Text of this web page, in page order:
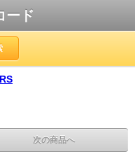
ード
次の商品へ